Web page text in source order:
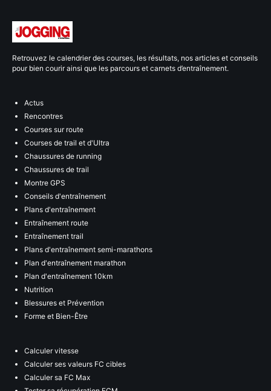
Retrouvez le calendrier des courses, les résultats, nos articles et conseils
pour bien courir ainsi que les parcours et carnets d’entraînement.
Actus
Rencontres
Courses sur route
Courses de trail et d'Ultra
Chaussures de running
Chaussures de trail
Montre GPS
Conseils d'entraînement
Plans d'entraînement
Entraînement route
Entraînement trail
Plans d'entraînement semi-marathons
Plan d'entraînement marathon
Plan d'entraînement 10km
Nutrition
Blessures et Prévention
Forme et Bien-Être
Calculer vitesse
Calculer ses valeurs FC cibles
Calculer sa FC Max